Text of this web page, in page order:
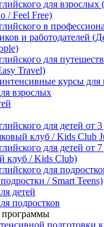
для взрослых
/ Feel Free)
в
и работодателей
для
Travel)
курсы для
взрослых
для детей от
клуб / Kids Club
для детей от
клуб / Kids Club)
для
/ Smart Teens)
детей
подростков
подготовки